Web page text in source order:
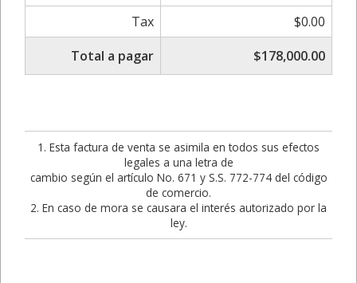
Tax
$0.00
Total a pagar
$178,000.00
1. Esta factura de venta se asimila en todos sus efectos
legales a una letra de
cambio según el artículo No. 671 y S.S. 772-774 del código
de comercio.
2. En caso de mora se causara el interés autorizado por la
ley.